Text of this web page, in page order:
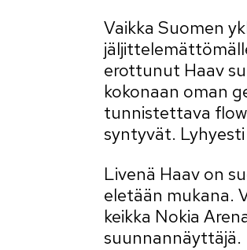
Vaikka Suomen
erottunut Haav
kokonaan oman
tunnistettava
syntyvät.
Livenä Haav on
eletään mukana.
keikka Nokia
suunnannäyttäjä.